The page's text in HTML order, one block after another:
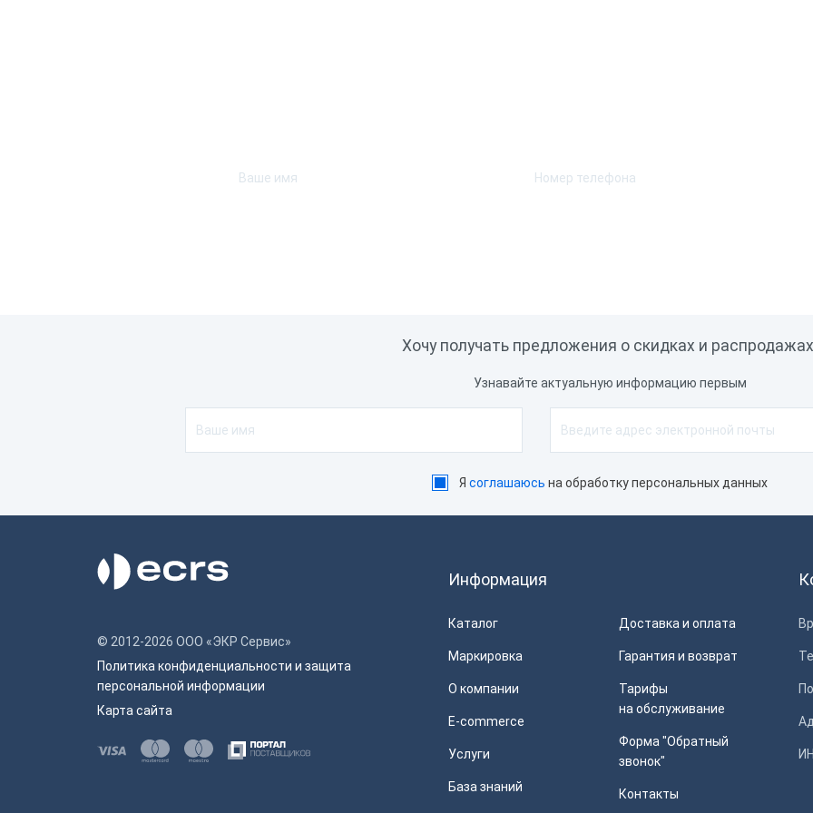
Хочу получать предложения о скидках и
Узнавайте актуальную информацию первым
Я соглашаюсь на обработку персональных данных
© 2012-2026 ООО «ЭКР Сервис»
Политика конфиденциальности и защита
персональной информации
Карта сайта
Информация
Каталог
Маркировка
О компании
E-commerce
Услуги
База знаний
Доставка и оплата
Гарантия и возврат
Тарифы
на обслуживание
Форма "Обратный
звонок"
Контакты